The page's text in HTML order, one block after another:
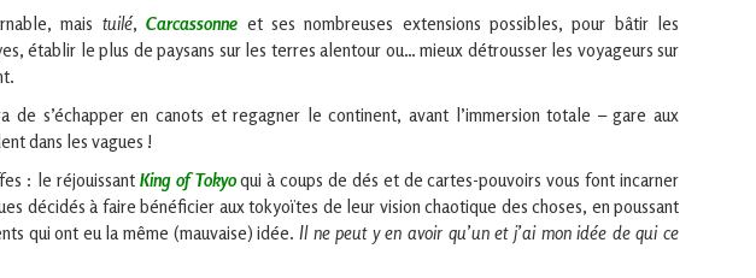
mais tuilé,Carcassonne et ses nombreuses extensions possibles, pour bâtir les
établir le plus de paysans sur les terres alentour ou… mieux détrousser les voyageurs sur
de s’échapper en canots et regagner le continent, avant l’immersion totale – gare aux
dans les vagues !
: le réjouissant King of Tokyoqui à coups de dés et de cartes-pouvoirs vous font incarner
décidés à faire bénéficier aux tokyoïtes de leur vision chaotique des choses, en poussant
qui ont eu la même (mauvaise) idée. Il ne peut y en avoir qu’un et j’ai mon idée de qui ce